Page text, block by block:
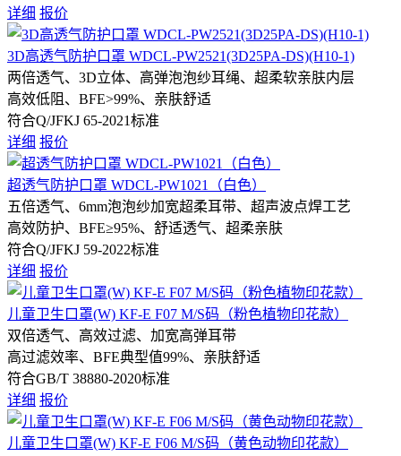
详细 报价
3D高透气防护口罩 WDCL-PW2521(3D25PA-DS)(H10-1)
两倍透气、3D立体、高弹泡泡纱耳绳、超柔软亲肤内层
高效低阻、BFE>99%、亲肤舒适
符合Q/JFKJ 65-2021标准
详细 报价
超透气防护口罩 WDCL-PW1021（白色）
五倍透气、6mm泡泡纱加宽超柔耳带、超声波点焊工艺
高效防护、BFE≥95%、舒适透气、超柔亲肤
符合Q/JFKJ 59-2022标准
详细 报价
儿童卫生口罩(W) KF-E F07 M/S码（粉色植物印花款）
双倍透气、高效过滤、加宽高弹耳带
高过滤效率、BFE典型值99%、亲肤舒适
符合GB/T 38880-2020标准
详细 报价
儿童卫生口罩(W) KF-E F06 M/S码（黄色动物印花款）